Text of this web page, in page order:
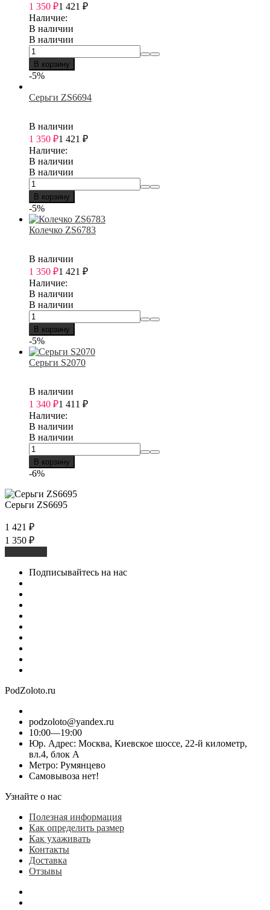
1 350 ₽1 421 ₽
Наличие:
В наличии
В наличии
В корзину
-5%
Серьги ZS6694
В наличии
1 350 ₽1 421 ₽
Наличие:
В наличии
В наличии
В корзину
-5%
Колечко ZS6783
В наличии
1 350 ₽1 421 ₽
Наличие:
В наличии
В наличии
В корзину
-5%
Серьги S2070
В наличии
1 340 ₽1 411 ₽
Наличие:
В наличии
В наличии
В корзину
-6%
Серьги ZS6695
1 421 ₽
1 350 ₽
Подписывайтесь на нас
PodZoloto.ru
podzoloto@yandex.ru
10:00—19:00
Юр. Адреc: Москва, Киевское шоссе, 22-й километр,
вл.4, блок А
Метро: Румянцево
Самовывоза нет!
Узнайте о нас
Полезная информация
Как определить размер
Как ухаживать
Контакты
Доставка
Отзывы